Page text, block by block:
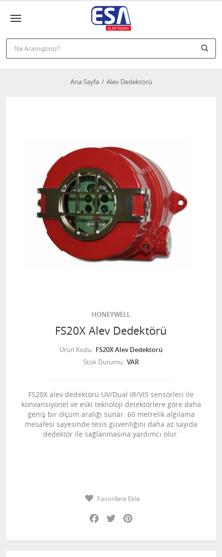
Ana Sayfa Alev Dedektörü
HONEYWELL
FS20X Alev Dedektörü
Ürün Kodu FS20X Alev Dedektörü
Stok Durumu VAR
FS20X alev dedektörü UV/Dual IR/VIS sensörleri ile
konvansiyonel ve eski teknoloji detektörlere göre daha
geniş bir ölçüm aralığı sunar. 60 metrelik algılama
mesafesi sayesinde tesis güvenliğini daha az sayıda
dedektör ile sağlanmasına yardımcı olur.
Favorilere Ekle
Facebook
Twitter